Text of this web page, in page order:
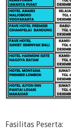
Fasilitas Peserta: